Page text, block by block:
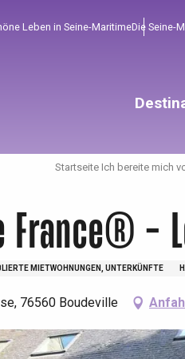
Leben in Seine-MaritimeDie Seine-
!
Startseite Ich bereite mich
France® -
MIETWOHNUNGEN, UNTERKÜNFTE
76560 Boudeville